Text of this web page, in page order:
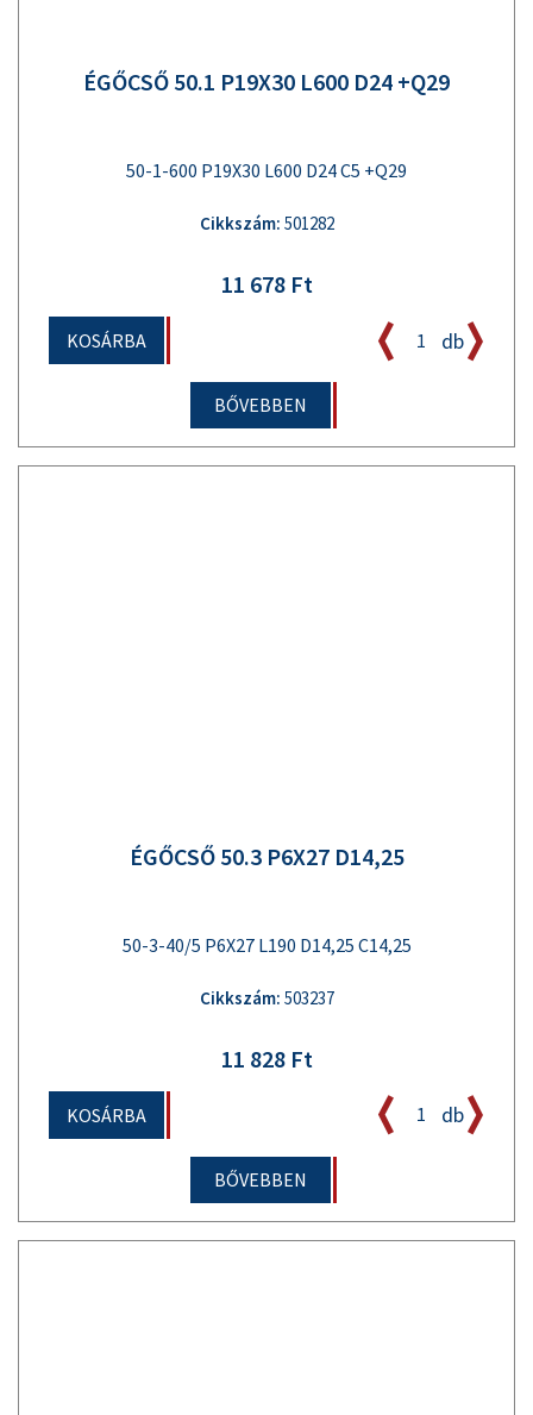
ÉGŐCSŐ 50.1 P19X30 L600 D24 +Q29
50-1-600 P19X30 L600 D24 C5 +Q29
Cikkszám: 501282
11 678 Ft
KOSÁRBA db
BŐVEBBEN
ÉGŐCSŐ 50.3 P6X27 D14,25
50-3-40/5 P6X27 L190 D14,25 C14,25
Cikkszám: 503237
11 828 Ft
KOSÁRBA db
BŐVEBBEN